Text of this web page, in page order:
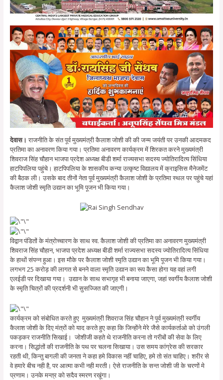
देवास। राजनीति के संत पूर्व मुख्यमंत्री कैलाश जोशी की की जन्म जयंती पर उनकी आदमकद
प्रतिमा का अनावरण किया गया। प्रतिमा अनावरण कार्यक्रम में शिरकत करने मुख्यमंत्री
शिवराज सिंह चौहान भाजपा प्रदेश अध्यक्ष बीडी शर्मा राज्यसभा सदस्य ज्योतिरादित्य सिंधिया
हाटपिपलिया पहुंचे। हाटपिपलिया के शासकीय कन्या उत्कृष्ट विद्यालय में क्राइसिस मैनेजमेंट
की बैठक ली। उसके बाद तीनों नेता पूर्व मुख्यमंत्री कैलाश जोशी के प्रतिमा स्थल पर पहुंचे यहां
कैलाश जोशी स्मृति उद्यान का भूमि पूजन भी किया गया।
विद्वान पंडितों के मंत्रोच्चारण के साथ स्व. कैलाश जोशी की प्रतिमा का अनावरण मुख्यमंत्री
शिवराज सिंह चौहान, भाजपा प्रदेश अध्यक्ष बीडी शर्मा राज्यसभा सदस्य ज्योतिरादित्य सिंधिया
के हाथों संपन्न हुआ। इस मौके पर कैलाश जोशी स्मृति उद्यान का भूमि पूजन भी किया गया।
लगभग 25 करोड़ की लागत से बनने वाला स्मृति उद्यान का रूप कैसा होगा यह वहां लगी
एलईडी पर दिखाया गया। उद्यान के साथ सभागृह भी बनाया जाएगा, जहां स्वर्गीय कैलाश जोशी
के स्मृति चित्रों की प्रदर्शनी भी सुसज्जित की जाएगी।
कार्यक्रम को संबोधित करते हुए मुख्यमंत्री शिवराज सिंह चौहान ने पूर्व मुख्यमंत्री स्वर्गीय
कैलाश जोशी के दिए मंत्रों को याद करते हुए कहा कि जिन्होंने मेरे जैसे कार्यकर्ताओ को उंगली
पकड़कर राजनीति सिखाई। जोशीजी कहते थे राजनीति करना तो गरीबों की सेवा के लिए
करना। सिद्धांतों की राजनीति के पथ पर चलना सिखाया। उस समय कांग्रेस की सरकार
रहती थी, किन्तु बागली की जनता ने कहा हमे विकास नहीं चाहिए, हमे तो संत चाहिए। शरीर से
वे हमारे बीच नही है, पर आत्मा कभी नही मरती। ऐसे राजनीति के सन्त जोशी जी के चरणों मे
प्रणाम। उनके मन्त्र को सदैव स्मरण रखूंगा।